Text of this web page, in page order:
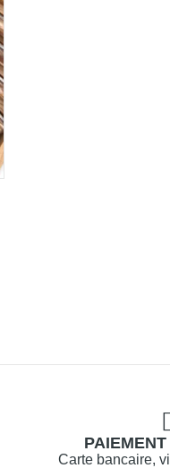
Carte bancaire,